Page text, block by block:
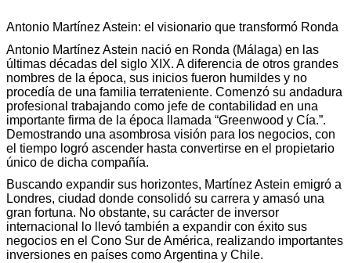
Antonio Martínez Astein: el visionario que transformó Ronda
Antonio Martínez Astein nació en Ronda (Málaga) en las
últimas décadas del siglo XIX. A diferencia de otros grandes
nombres de la época, sus inicios fueron humildes y no
procedía de una familia terrateniente. Comenzó su andadura
profesional trabajando como jefe de contabilidad en una
importante firma de la época llamada “Greenwood y Cía.”.
Demostrando una asombrosa visión para los negocios, con
el tiempo logró ascender hasta convertirse en el propietario
único de dicha compañía.
Buscando expandir sus horizontes, Martínez Astein emigró a
Londres, ciudad donde consolidó su carrera y amasó una
gran fortuna. No obstante, su carácter de inversor
internacional lo llevó también a expandir con éxito sus
negocios en el Cono Sur de América, realizando importantes
inversiones en países como Argentina y Chile.